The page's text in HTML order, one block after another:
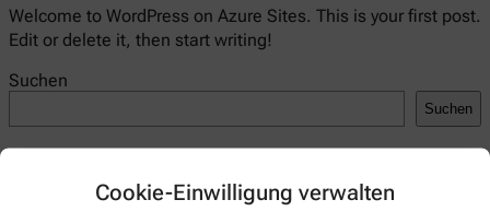
Cookie-Einwilligung verwalten
Welcome to WordPress on Azure Sites. This is your first post.
Edit or delete it, then start writing!
Suchen
Suchen
Recent Posts
Hello world!